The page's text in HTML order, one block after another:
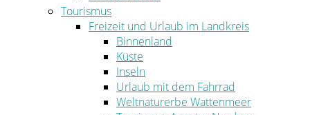
Tourismus
Freizeit und Urlaub im Landkreis
Binnenland
Küste
Inseln
Urlaub mit dem Fahrrad
Weltnaturerbe Wattenmeer